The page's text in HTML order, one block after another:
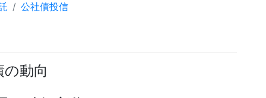
公社債投信
動向